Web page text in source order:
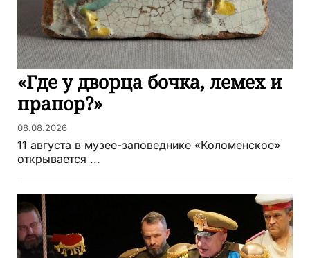
«Где у дворца бочка, лемех и
прапор?»
08.08.2026
11 августа в музее-заповеднике «Коломенское»
открывается ...